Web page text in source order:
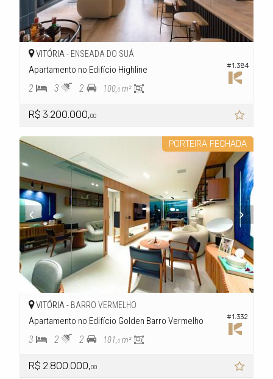
#1.384
VITÓRIA - ENSEADA DO SUÁ
Apartamento no Edifício Highline
2 3 2 100,0 m²
R$ 3.200.000,00
PORTEIRA FECHADA
#1.332
VITÓRIA - BARRO VERMELHO
Apartamento no Edifício Golden Barro Vermelho
3 2 2 101,0 m²
R$ 2.800.000,00